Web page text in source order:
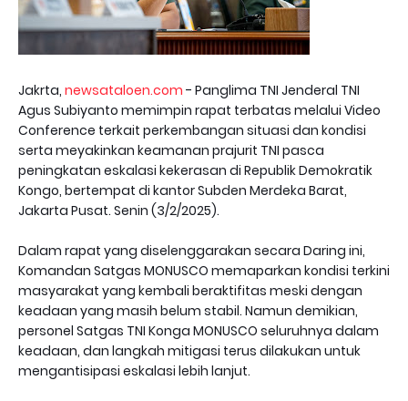
Jakrta, newsataloen.com - Panglima TNI Jenderal TNI
Agus Subiyanto memimpin rapat terbatas melalui Video
Conference terkait perkembangan situasi dan kondisi
serta meyakinkan keamanan prajurit TNI pasca
peningkatan eskalasi kekerasan di Republik Demokratik
Kongo, bertempat di kantor Subden Merdeka Barat,
Jakarta Pusat. Senin (3/2/2025).
Dalam rapat yang diselenggarakan secara Daring ini,
Komandan Satgas MONUSCO memaparkan kondisi terkini
masyarakat yang kembali beraktifitas meski dengan
keadaan yang masih belum stabil. Namun demikian,
personel Satgas TNI Konga MONUSCO seluruhnya dalam
keadaan, dan langkah mitigasi terus dilakukan untuk
mengantisipasi eskalasi lebih lanjut.